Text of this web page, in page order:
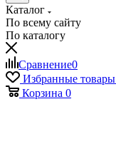
Каталог
По всему сайту
По каталогу
Сравнение0
Избранные товары
Корзина 0